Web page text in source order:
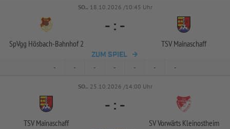
SO.. 18.10.2026 /10:45 Uhr
SpVgg Hösbach-Bahnhof 2
- : -
TSV Mainaschaff
ZUM SPIEL
- - - - - - -
SO.. 25.10.2026 /14:00 Uhr
TSV Mainaschaff
- : -
SV Vorwärts Kleinostheim